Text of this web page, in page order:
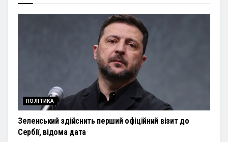
ПОЛІТИКА
Зеленський здійснить перший офіційний візит до
Сербії, відома дата